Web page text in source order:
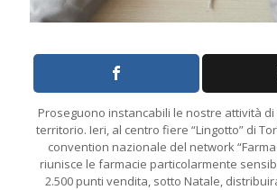
Proseguono instancabili le nostre attività
territorio. Ieri, al centro fiere “Lingotto” di
convention nazionale del network
riunisce le farmacie particolarmente
2.500 punti vendita, sotto Natale,